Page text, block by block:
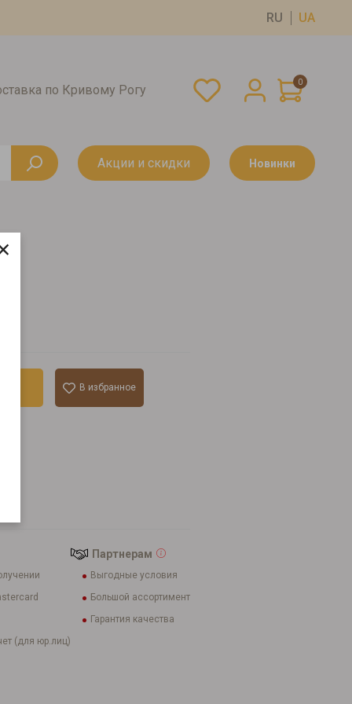
RU UA
по Кривому Рогу
0
Акции и скидки Новинки
В избранное
(для юр.лиц)
Партнерам
Выгодные условия
Большой ассортимент
Гарантия качества